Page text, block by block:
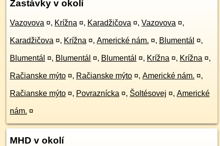
Zastávky v okolí
Vazovova ¤, Krížna ¤, Karadžičova ¤, Vazovova ¤,
Karadžičova ¤, Krížna ¤, Americké nám. ¤, Blumentál ¤,
Blumentál ¤, Blumentál ¤, Blumentál ¤, Krížna ¤, Krížna ¤,
Račianske mýto ¤, Račianske mýto ¤, Americké nám. ¤,
Račianske mýto ¤, Povraznícka ¤, Šoltésovej ¤, Americké
nám. ¤
MHD v okolí